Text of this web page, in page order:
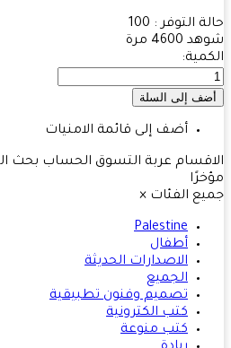
التوفر : 100
4600 مرة
أضف إلى قائمة الامنيات
عربة التسوق الحساب بحث
الفئات ×
Palestine
أطفال
الاصدارات الحديثة
الجميع
تصميم وفنون تطبيقية
كتب الكترونية
كتب منوعة